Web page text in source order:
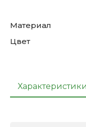
Материал
Цвет
Характеристики